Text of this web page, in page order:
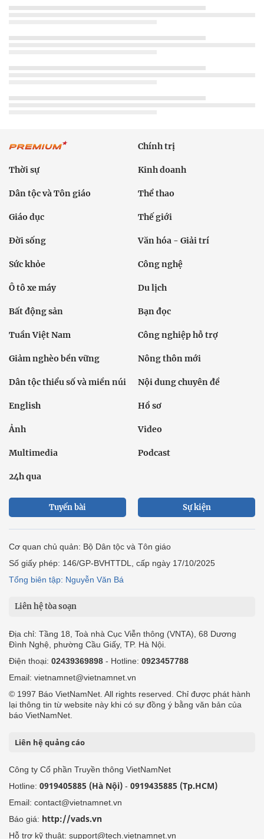
Chính trị
Thời sự Kinh doanh
Dân tộc và Tôn giáo Thể thao
Giáo dục Thế giới
Đời sống Văn hóa - Giải trí
Sức khỏe Công nghệ
Ô tô xe máy Du lịch
Bất động sản Bạn đọc
Tuần Việt Nam Công nghiệp hỗ trợ
Giảm nghèo bền vững Nông thôn mới
Dân tộc thiểu số và miền núi Nội dung chuyên đề
English Hồ sơ
Ảnh Video
Multimedia Podcast
24h qua
Tuyến bài Sự kiện
Cơ quan chủ quản: Bộ Dân tộc và Tôn giáo
Số giấy phép: 146/GP-BVHTTDL, cấp ngày 17/10/2025
Tổng biên tập: Nguyễn Văn Bá
Liên hệ tòa soạn
Địa chỉ: Tầng 18, Toà nhà Cục Viễn thông (VNTA), 68 Dương
Đình Nghệ, phường Cầu Giấy, TP. Hà Nội.
Điện thoại: 02439369898 - Hotline: 0923457788
Email: vietnamnet@vietnamnet.vn
© 1997 Báo VietNamNet. All rights reserved. Chỉ được phát hành
lại thông tin từ website này khi có sự đồng ý bằng văn bản của
báo VietNamNet.
Liên hệ quảng cáo
Công ty Cổ phần Truyền thông VietNamNet
Hotline: 0919405885 (Hà Nội) - 0919435885 (Tp.HCM)
Email: contact@vietnamnet.vn
Báo giá: http://vads.vn
Hỗ trợ kỹ thuật: support@tech.vietnamnet.vn